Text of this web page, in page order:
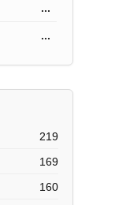
...
...
219
169
160